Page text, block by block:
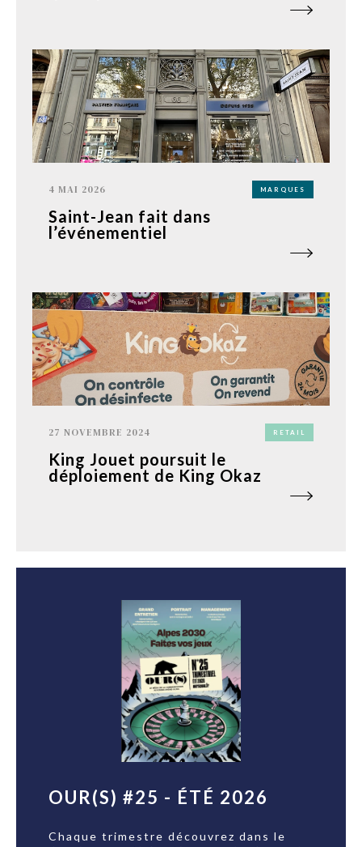
4 MAI 2026 MARQUES
Saint-Jean fait dans
l’événementiel
27 NOVEMBRE 2024 RETAIL
King Jouet poursuit le
déploiement de King Okaz
OUR(S) #25 - ÉTÉ 2026
Chaque trimestre découvrez dans le